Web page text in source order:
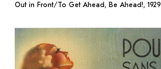
Out in Front/To Get Ahead, Be Ahead!, 1929